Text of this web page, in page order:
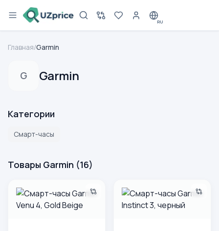
RU
Главная/Garmin
G Garmin
Категории
Смарт-часы
Товары Garmin (16)
Смарт-часы Garmin Venu 4, Gold BeigeСмарт-часы Garmin Instinct